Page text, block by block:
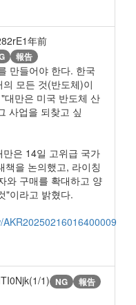
1年前
報告
만들어야 한다. 한국
모든 것(반도체)이
대만은 미국 반도체 산
사업을 되찾고 싶
은 14일 고위급 국가
책을 논의했고, 라이칭
와 구매를 확대하고 양
"이라고 밝혔다.
1) NG 報告